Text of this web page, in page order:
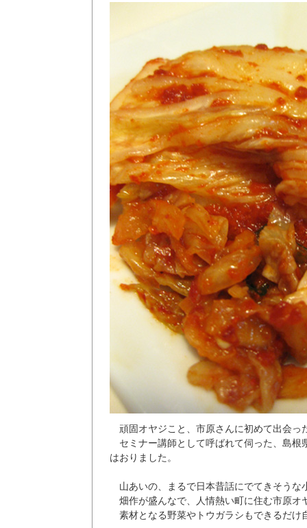
頑固オヤジこと、市原さんに初めて出会っ
セミナー講師として呼ばれて伺った、島根
はおりました。
山あいの、まるで日本昔話にでてきそうな
畑作が盛んなで、人情熱い町に住む市原オ
素材となる野菜やトウガラシもできるだけ